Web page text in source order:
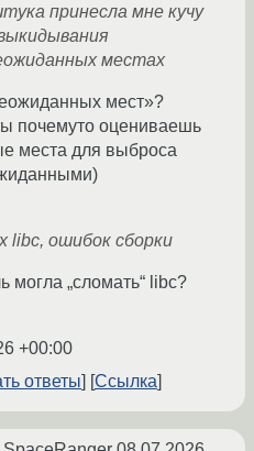
принесла мне кучу
местах
мест»?
почемуто оцениваешь
места для выброса
libc, ошибок сборки
могла „сломать“ libc?
+00:00
ответы Ссылка